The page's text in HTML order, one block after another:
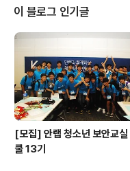
에도 동지 팥죽 데이의 일일 도우미
모습입니다. 곧 내려올 안랩인들을
흐뭇한 미소를 ^^! 일일이 덕담도
도 옆 라인에서 도우미로 팥죽을
심히 팥죽을 나눠주는 모습이..
이 블로그 인기글
[모집] 안랩 청소년 보안교
쿨 13기